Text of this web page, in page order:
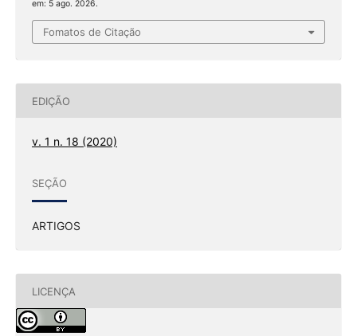
em: 5 ago. 2026.
Fomatos de Citação
EDIÇÃO
v. 1 n. 18 (2020)
SEÇÃO
ARTIGOS
LICENÇA